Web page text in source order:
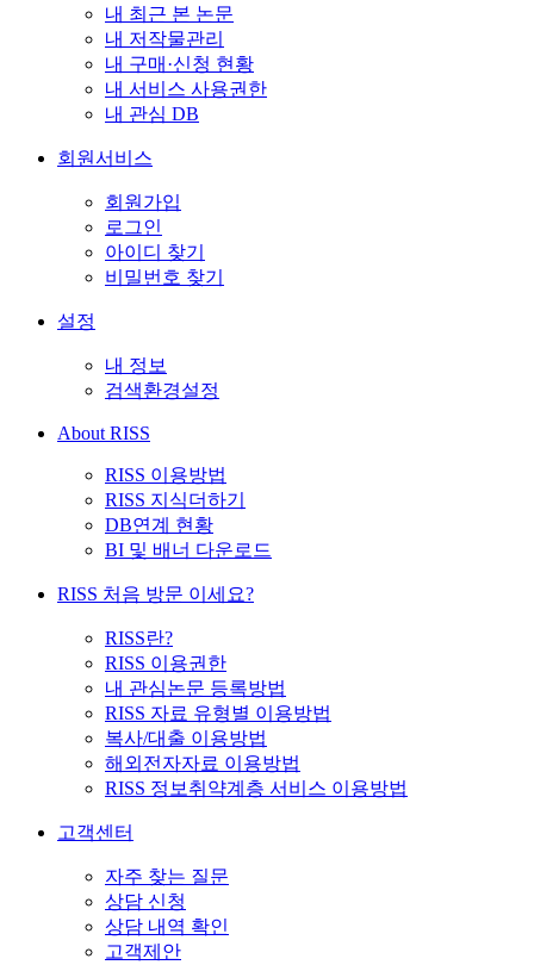
내 최근 본 논문
내 저작물관리
내 구매·신청 현황
내 서비스 사용권한
내 관심 DB
회원서비스
회원가입
로그인
아이디 찾기
비밀번호 찾기
설정
내 정보
검색환경설정
About RISS
RISS 이용방법
RISS 지식더하기
DB연계 현황
BI 및 배너 다운로드
RISS 처음 방문 이세요?
RISS란?
RISS 이용권한
내 관심논문 등록방법
RISS 자료 유형별 이용방법
복사/대출 이용방법
해외전자자료 이용방법
RISS 정보취약계층 서비스 이용방법
고객센터
자주 찾는 질문
상담 신청
상담 내역 확인
고객제안